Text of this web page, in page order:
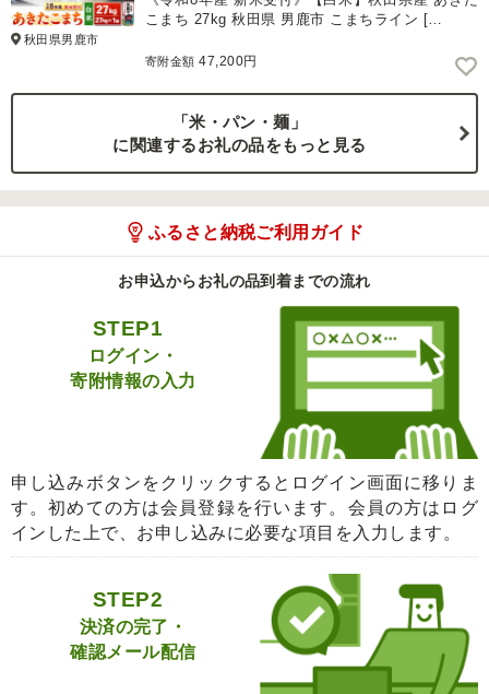
秋田県男鹿市
こまち 27kg 秋田県 男鹿市 こまちライン […
寄附金額 47,200円
「米・パン・麺」
に関連するお礼の品をもっと見る
ふるさと納税ご利用ガイド
お申込からお礼の品到着までの流れ
STEP1
ログイン・
寄附情報の入力
申し込みボタンをクリックするとログイン画面に移りま
す。初めての方は会員登録を行います。会員の方はログ
インした上で、お申し込みに必要な項目を入力します。
STEP2
決済の完了・
確認メール配信